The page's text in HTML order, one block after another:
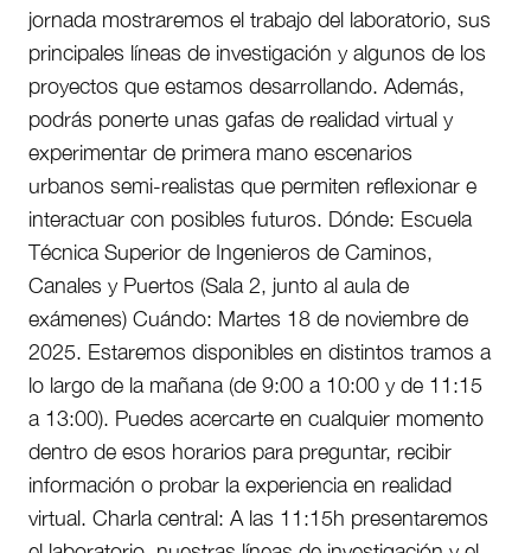
jornada mostraremos el trabajo del laboratorio, sus
principales líneas de investigación y algunos de los
proyectos que estamos desarrollando. Además,
podrás ponerte unas gafas de realidad virtual y
experimentar de primera mano escenarios
urbanos semi-realistas que permiten reflexionar e
interactuar con posibles futuros. Dónde: Escuela
Técnica Superior de Ingenieros de Caminos,
Canales y Puertos (Sala 2, junto al aula de
exámenes) Cuándo: Martes 18 de noviembre de
2025. Estaremos disponibles en distintos tramos a
lo largo de la mañana (de 9:00 a 10:00 y de 11:15
a 13:00). Puedes acercarte en cualquier momento
dentro de esos horarios para preguntar, recibir
información o probar la experiencia en realidad
virtual. Charla central: A las 11:15h presentaremos